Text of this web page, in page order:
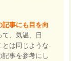
記事にも目を向
て、気温、日
とは同じような
記事を参考にし